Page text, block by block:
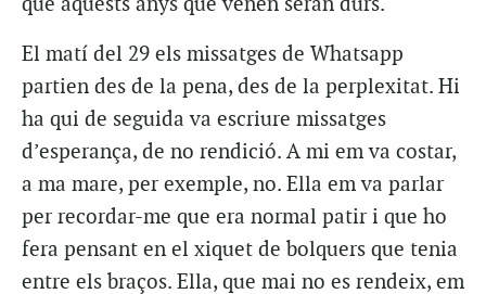
El matí del 29 els missatges de Whatsapp
partien des de la pena, des de la perplexitat. Hi
ha qui de seguida va escriure missatges
d’esperança, de no rendició. A mi em va costar,
a ma mare, per exemple, no. Ella em va parlar
per recordar-me que era normal patir i que ho
fera pensant en el xiquet de bolquers que tenia
entre els braços. Ella, que mai no es rendeix, em